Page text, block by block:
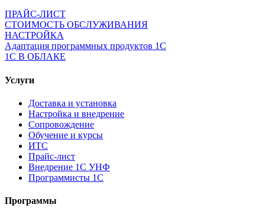
ПРАЙС-ЛИСТ
СТОИМОСТЬ ОБСЛУЖИВАНИЯ
НАСТРОЙКА
Адаптация программных продуктов 1С
1С В ОБЛАКЕ
Услуги
Доставка и установка
Настройка и внедрение
Сопровождение
Обучение и курсы
ИТС
Прайс-лист
Внедрение 1С УНФ
Программисты 1С
Программы